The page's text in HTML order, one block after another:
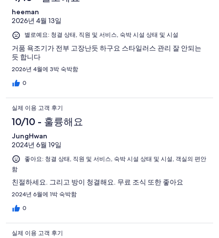
heeman
2026년 4월 13일
별로예요: 청결 상태, 직원 및 서비스, 숙박 시설 상태 및 시설
거품 욕조기가 전부 고장난듯 하구요 스타일러스 관리 잘 안되는
듯 합니다
2026년 4월에 3박 숙박함
0
실제 이용 고객 후기
10/10 - 훌륭해요
JungHwan
2024년 6월 19일
좋아요: 청결 상태, 직원 및 서비스, 숙박 시설 상태 및 시설, 객실의 편안
함
친절하세요. 그리고 방이 청결해요. 무료 조식 또한 좋아요
2024년 6월에 1박 숙박함
0
실제 이용 고객 후기